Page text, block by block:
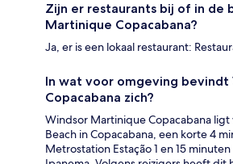
Zijn er restaurants bij of in de
Martinique Copacabana?
Ja, er is een lokaal restaurant:
In wat voor omgeving bevindt
Copacabana zich?
Windsor Martinique Copacabana ligt
Beach in Copacabana, een korte 4
Metrostation Estação 1 en 15